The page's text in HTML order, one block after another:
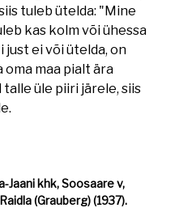
tuleb ütelda: "Mine
kas kolm või ühessa
just ei või ütelda, on
oma maa pialt ära
talle üle piiri järele, siis
Jaani khk, Soosaare v,
(Grauberg) (1937).